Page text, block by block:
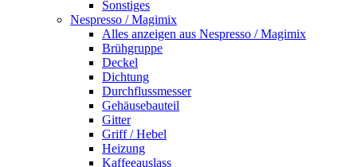
Sonstiges
Nespresso / Magimix
Alles anzeigen aus Nespresso / Magimix
Brühgruppe
Deckel
Dichtung
Durchflussmesser
Gehäusebauteil
Gitter
Griff / Hebel
Heizung
Kaffeeauslass